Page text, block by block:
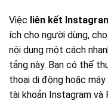
Việc liên kết
ích cho người dùng,
nội dung một cách
tảng này. Bạn có thể
thoại di động hoặc
tài khoản Instagram và